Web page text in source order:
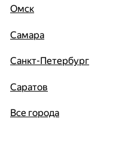
Омск
Самара
Санкт-Петербург
Саратов
Все города